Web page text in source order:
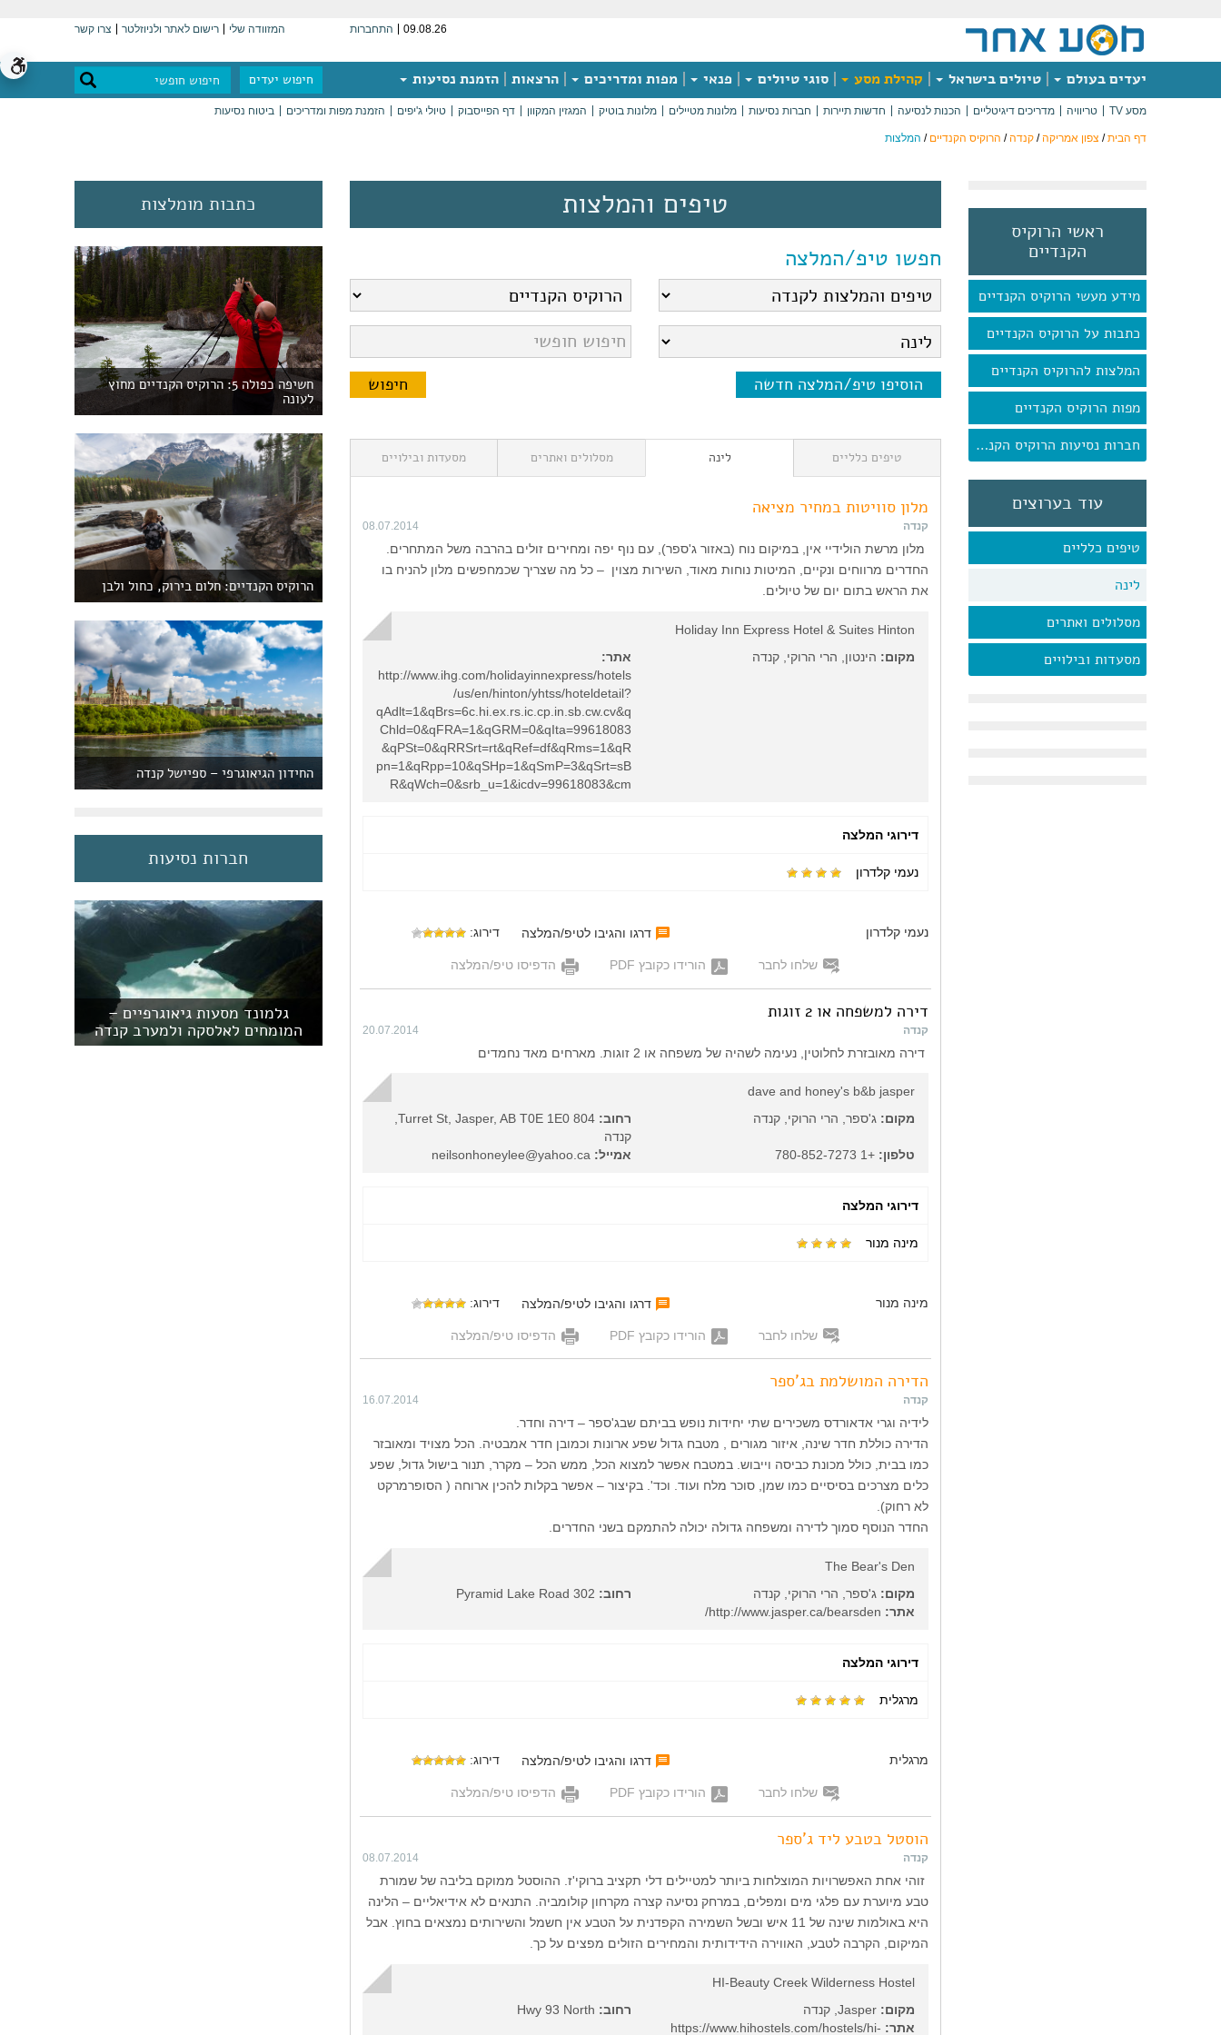
09.08.26 התחברות המזוודה שלי רישום לאתר ולניוזלטר צרו קשר
יעדים בעולם טיולים בישראל קהילת מסע סוגי טיולים פנאי מפות ומדריכים הרצאות הזמנת נסיעות חיפוש יעדים
מסע TV טריוויה מדריכים דיגיטליים הכנות לנסיעה חדשות תיירות חברות נסיעות מלונות מטיילים מלונות בוטיק המגזין המקוון דף הפייסבוק טיולי ג'יפים הזמנת מפות ומדריכים ביטוח נסיעות
דף הבית/ צפון אמריקה/ קנדה/ הרוקיס הקנדיים / המלצות
ראשי הרוקיס
הקנדיים
מידע מעשי הרוקיס הקנדיים
כתבות על הרוקיס הקנדיים
המלצות להרוקיס הקנדיים
מפות הרוקיס הקנדיים
חברות נסיעות הרוקיס הקנדיים
עוד בערוצים
טיפים כלליים
לינה
מסלולים ואתרים
מסעדות ובילויים
טיפים והמלצות
חפשו טיפ/המלצה
הוסיפו טיפ/המלצה חדשה
טיפים כלליים לינה מסלולים ואתרים מסעדות ובילויים
מלון סוויטות במחיר מציאה
קנדה 08.07.2014
מלון מרשת הולידיי אין, במיקום נוח (באזור ג'ספר), עם נוף יפה ומחירים זולים בהרבה משל המתחרים.
החדרים מרווחים ונקיים, המיטות נוחות מאוד, השירות מצוין – כל מה שצריך שכמחפשים מלון להניח בו
את הראש בתום יום של טיולים.
Holiday Inn Express Hotel & Suites Hinton
מקום: הינטון, הרי הרוקי, קנדה
אתר:
http://www.ihg.com/holidayinnexpress/hotels
/us/en/hinton/yhtss/hoteldetail?
qAdlt=1&qBrs=6c.hi.ex.rs.ic.cp.in.sb.cw.cv&q
Chld=0&qFRA=1&qGRM=0&qIta=99618083
&qPSt=0&qRRSrt=rt&qRef=df&qRms=1&qR
pn=1&qRpp=10&qSHp=1&qSmP=3&qSrt=sB
R&qWch=0&srb_u=1&icdv=99618083&cm
דירוגי המלצה
נעמי קלדרון
נעמי קלדרון דרגו והגיבו לטיפ/המלצה דירוג:
שלחו לחבר הורידו כקובץ PDF הדפיסו טיפ/המלצה
דירה למשפחה או 2 זוגות
קנדה 20.07.2014
דירה מאובזרת לחלוטין, נעימה לשהיה של משפחה או 2 זוגות. מארחים מאד נחמדים
dave and honey's b&b jasper
מקום: ג'ספר, הרי הרוקי, קנדה רחוב:
Turret St, Jasper, AB T0E 1E0 804,
קנדה
טלפון: +1 780-852-7273 אמייל:
דירוגי המלצה
מינה מנור
מינה מנור דרגו והגיבו לטיפ/המלצה דירוג:
שלחו לחבר הורידו כקובץ PDF הדפיסו טיפ/המלצה
הדירה המושלמת בג'ספר
קנדה 16.07.2014
לידיה וגרי אדאורדס משכירים שתי יחידות נופש בביתם שבג'ספר – דירה וחדר.
הדירה כוללת חדר שינה, איזור מגורים , מטבח גדול שפע ארונות וכמובן חדר אמבטיה. הכל מצויד ומאובזר
כמו בבית, כולל מכונת כביסה וייבוש. במטבח אפשר למצוא הכל, ממש הכל – מקרר, תנור בישול גדול, שפע
כלים מצרכים בסיסיים כמו שמן, סוכר מלח ועוד. וכד'. בקיצור – אפשר בקלות להכין ארוחה ( הסופרמרקט
לא רחוק).
החדר הנוסף סמוך לדירה ומשפחה גדולה יכולה להתמקם בשני החדרים.
The Bear's Den
מקום: ג'ספר, הרי הרוקי, קנדה רחוב:
אתר:
דירוגי המלצה
מרגלית
מרגלית דרגו והגיבו לטיפ/המלצה דירוג:
שלחו לחבר הורידו כקובץ PDF הדפיסו טיפ/המלצה
הוסטל בטבע ליד ג'ספר
קנדה 08.07.2014
זוהי אחת האפשרויות המוצלחות ביותר למטיילים דלי תקציב ברוקי'ז. ההוסטל ממוקם בליבה של שמורת
טבע מיוערת עם פלגי מים ומפלים, במרחק נסיעה קצרה מקרחון קולומביה. התנאים לא אידיאליים – הלינה
היא באולמות שינה של 11 איש ובשל השמירה הקפדנית על הטבע אין חשמל והשירותים נמצאים בחוץ. אבל
המיקום, הקרבה לטבע, האווירה הידידותית והמחירים הזולים מפצים על כך.
HI-Beauty Creek Wilderness Hostel
מקום:
רחוב:
אתר: https://www.hihostels.com/hostels/hi-
כתבות מומלצות
חשיפה כפולה 5: הרוקיס הקנדיים מחוץ
לעונה
הרוקיס הקנדיים: חלום בירוק, כחול ולבן
החידון הגיאוגרפי – ספיישל קנדה
חברות נסיעות
גלמונד מסעות גיאוגרפיים –
המומחים לאלסקה ולמערב קנדה